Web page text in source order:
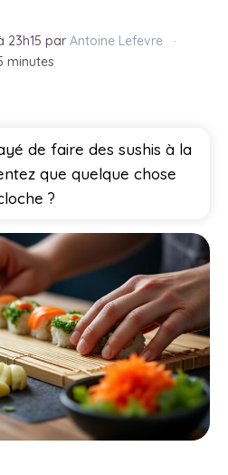
23h15 par Antoine Lefevre
·
minutes
de faire des sushis à la
que quelque chose
?